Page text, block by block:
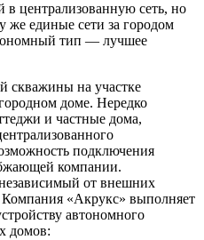
централизованную сеть, но
же единые сети за городом
тип — лучшее
скважины на участке
доме. Нередко
и частные дома,
подключения
компании.
от внешних
Компания «Акрукс» выполняет
автономного
домов: